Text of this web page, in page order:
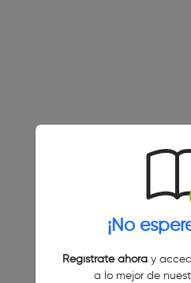
¡No
Regístrate ahoray
a lo mejor de